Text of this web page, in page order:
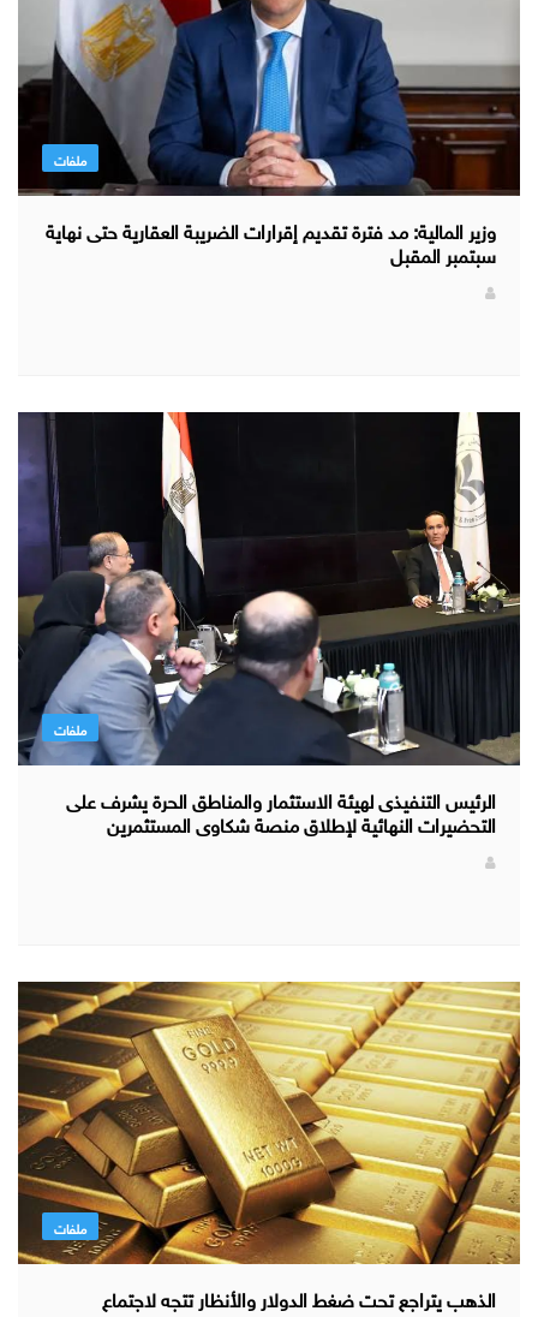
ملفات
وزير المالية: مد فترة تقديم إقرارات الضريبة العقارية حتى نهاية
سبتمبر المقبل
ملفات
الرئيس التنفيذى لهيئة الاستثمار والمناطق الحرة يشرف على
التحضيرات النهائية لإطلاق منصة شكاوى المستثمرين
ملفات
الذهب يتراجع تحت ضغط الدولار والأنظار تتجه لاجتماع